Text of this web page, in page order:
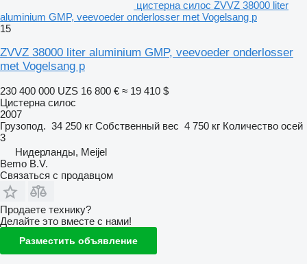
цистерна силос ZVVZ 38000 liter
aluminium GMP, veevoeder onderlosser met Vogelsang p
15
ZVVZ 38000 liter aluminium GMP, veevoeder onderlosser
met Vogelsang p
230 400 000 UZS 16 800 € ≈ 19 410 $
Цистерна силос
2007
Грузопод. 34 250 кг Собственный вес 4 750 кг Количество осей
3
Нидерланды, Meijel
Bemo B.V.
Связаться с продавцом
Продаете технику?
Делайте это вместе с нами!
Разместить объявление